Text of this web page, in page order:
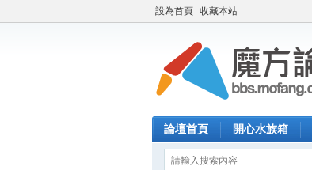
設為首頁 收藏本站
論壇首頁 開心水族箱